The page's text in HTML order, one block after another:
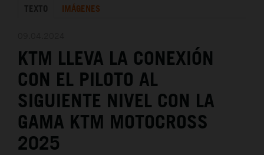
LA EMPRESA
TEXTO IMÁGENES
KTM LLEVA LA CONEXIÓN
CON EL PILOTO AL
SIGUIENTE NIVEL CON LA
GAMA KTM MOTOCROSS
2025